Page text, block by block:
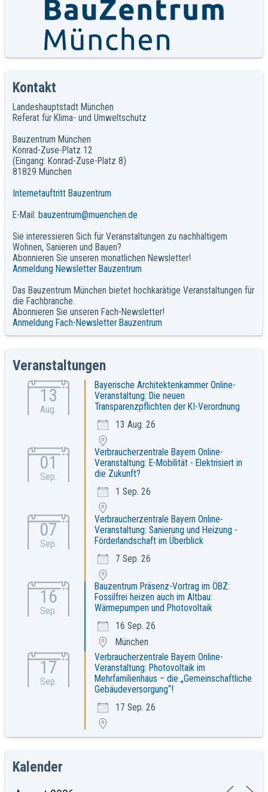
Kontakt
Landeshauptstadt München
Referat für Klima- und Umweltschutz
Bauzentrum München
Konrad-Zuse-Platz 12
(Eingang: Konrad-Zuse-Platz 8)
81829 München
Internetauftritt Bauzentrum
E-Mail: bauzentrum@muenchen.de
Sie interessieren Sich für Veranstaltungen zu nachhaltigem
Wohnen, Sanieren und Bauen?
Abonnieren Sie unseren monatlichen Newsletter!
Anmeldung Newsletter Bauzentrum
Das Bauzentrum München bietet hochkarätige Veranstaltungen für
die Fachbranche.
Abonnieren Sie unseren Fach-Newsletter!
Anmeldung Fach-Newsletter Bauzentrum
Veranstaltungen
13
Aug.
Bayerische Architektenkammer Online-
Veranstaltung: Die neuen
Transparenzpflichten der KI-Verordnung
13 Aug. 26
01
Sep.
Verbraucherzentrale Bayern Online-
Veranstaltung: E-Mobilität - Elektrisiert in
die Zukunft?
1 Sep. 26
07
Sep.
Verbraucherzentrale Bayern Online-
Veranstaltung: Sanierung und Heizung -
Förderlandschaft im Überblick
7 Sep. 26
16
Sep.
Bauzentrum Präsenz-Vortrag im ÖBZ:
Fossilfrei heizen auch im Altbau:
Wärmepumpen und Photovoltaik
16 Sep. 26
München
17
Sep.
Verbraucherzentrale Bayern Online-
Veranstaltung: Photovoltaik im
Mehrfamilienhaus – die „Gemeinschaftliche
Gebäudeversorgung“!
17 Sep. 26
Kalender